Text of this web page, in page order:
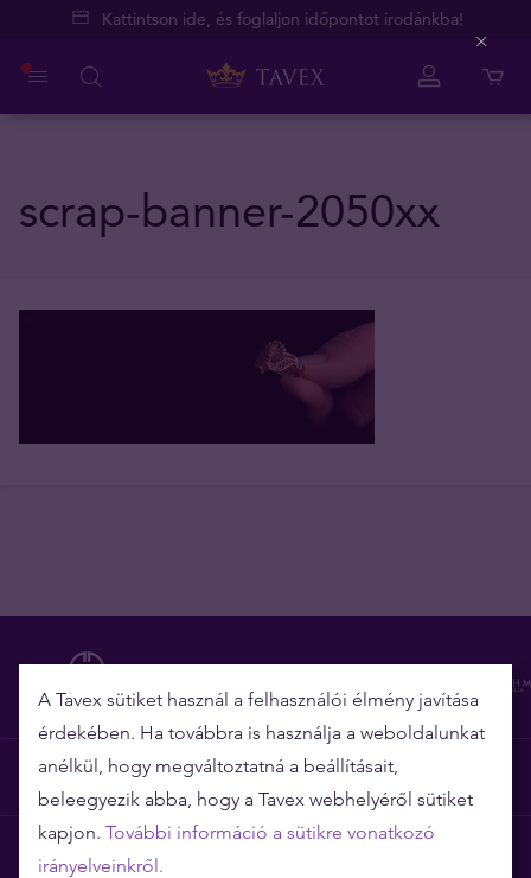
Kattintson ide, és foglaljon időpontot irodánkba!
scrap-banner-2050xx
Miért épp a Tavex?
Árgarancia
A Tavex sütiket használ a felhasználói élmény javítása
érdekében. Ha továbbra is használja a weboldalunkat
anélkül, hogy megváltoztatná a beállításait,
beleegyezik abba, hogy a Tavex webhelyéről sütiket
kapjon. További információ a sütikre vonatkozó
irányelveinkről.
Close